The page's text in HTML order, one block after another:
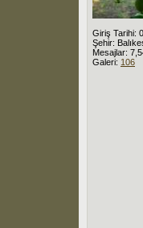
Giriş Tarihi:
Şehir:
Mesajlar:
Galeri: 106